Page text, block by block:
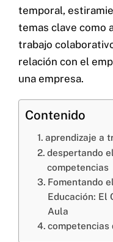
temporal,
temas clave como
trabajo
relación con el
una empresa.
Contenido
aprendizaje a
despertando
competencias
Fomentando
Educación: El
Aula
CERTIFICACIONES: